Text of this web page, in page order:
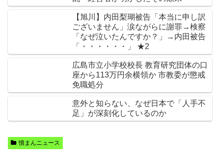
【旭川】内田梨瑚被告「本当に申し訳
ございません」涙ながらに謝罪→検察
「なぜ泣いたんですか？」→内田被告
「・・・・・・」 ★2
広島市立小学校校長 教育研究団体の口
座から113万円余横領か 市教委が懲戒
免職処分
意外と知らない、なぜ日本で「人手不
足」が深刻化しているのか
憤まんニュース